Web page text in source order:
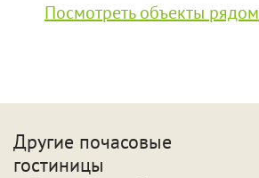
Посмотреть объекты рядом
Другие почасовые
гостиницы